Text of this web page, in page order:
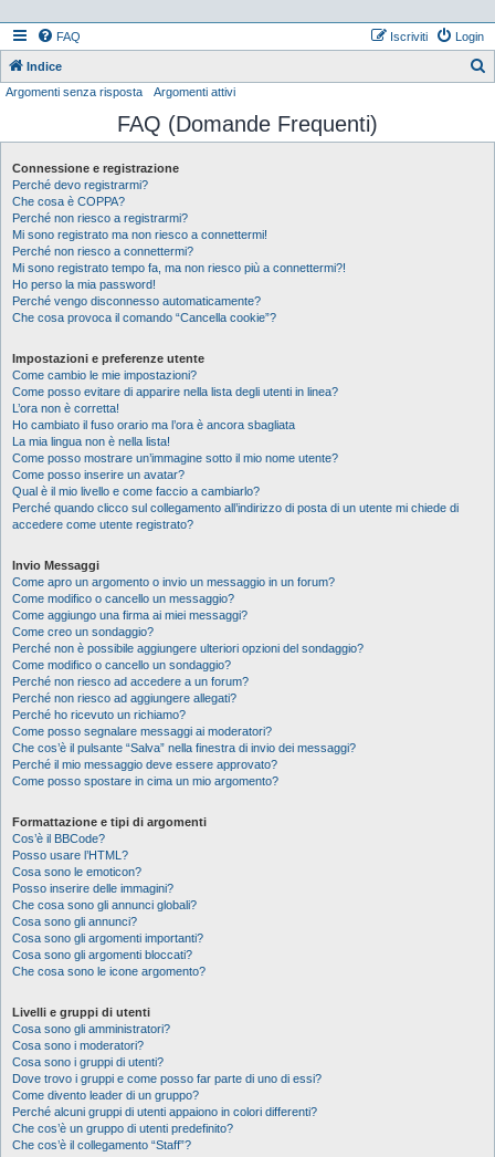
FAQ Login
Iscriviti
Indice
c
Argomenti senza risposta Argomenti attivi
FAQ (Domande Frequenti)
Connessione e registrazione
Perché devo registrarmi?
Che cosa è COPPA?
Perché non riesco a registrarmi?
Mi sono registrato ma non riesco a connettermi!
Perché non riesco a connettermi?
Mi sono registrato tempo fa, ma non riesco più a connettermi?!
Ho perso la mia password!
Perché vengo disconnesso automaticamente?
Che cosa provoca il comando “Cancella cookie”?
Impostazioni e preferenze utente
Come cambio le mie impostazioni?
Come posso evitare di apparire nella lista degli utenti in linea?
L’ora non è corretta!
Ho cambiato il fuso orario ma l’ora è ancora sbagliata
La mia lingua non è nella lista!
Come posso mostrare un’immagine sotto il mio nome utente?
Come posso inserire un avatar?
Qual è il mio livello e come faccio a cambiarlo?
Perché quando clicco sul collegamento all’indirizzo di posta di un utente mi chiede di
accedere come utente registrato?
Invio Messaggi
Come apro un argomento o invio un messaggio in un forum?
Come modifico o cancello un messaggio?
Come aggiungo una firma ai miei messaggi?
Come creo un sondaggio?
Perché non è possibile aggiungere ulteriori opzioni del sondaggio?
Come modifico o cancello un sondaggio?
Perché non riesco ad accedere a un forum?
Perché non riesco ad aggiungere allegati?
Perché ho ricevuto un richiamo?
Come posso segnalare messaggi ai moderatori?
Che cos’è il pulsante “Salva” nella finestra di invio dei messaggi?
Perché il mio messaggio deve essere approvato?
Come posso spostare in cima un mio argomento?
Formattazione e tipi di argomenti
Cos’è il BBCode?
Posso usare l’HTML?
Cosa sono le emoticon?
Posso inserire delle immagini?
Che cosa sono gli annunci globali?
Cosa sono gli annunci?
Cosa sono gli argomenti importanti?
Cosa sono gli argomenti bloccati?
Che cosa sono le icone argomento?
Livelli e gruppi di utenti
Cosa sono gli amministratori?
Cosa sono i moderatori?
Cosa sono i gruppi di utenti?
Dove trovo i gruppi e come posso far parte di uno di essi?
Come divento leader di un gruppo?
Perché alcuni gruppi di utenti appaiono in colori differenti?
Che cos’è un gruppo di utenti predefinito?
Che cos’è il collegamento “Staff”?